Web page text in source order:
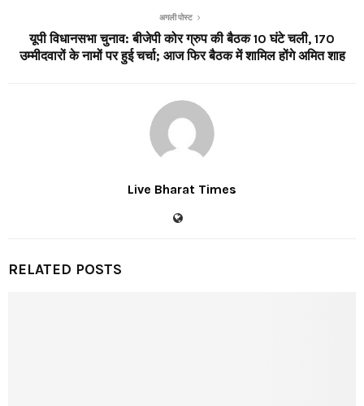
अगली पोस्ट
यूपी विधानसभा चुनाव: बीजेपी कोर ग्रुप की बैठक 10 घंटे चली, 170
उम्मीदवारों के नामों पर हुई चर्चा; आज फिर बैठक में शामिल होंगे अमित शाह
Live Bharat Times
RELATED POSTS